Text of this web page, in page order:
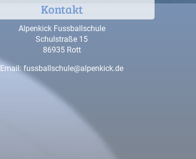
Kontakt
Alpenkick Fussballschule
Schulstraße 15
86935 Rott
Email:fussballschule@alpenkick.de